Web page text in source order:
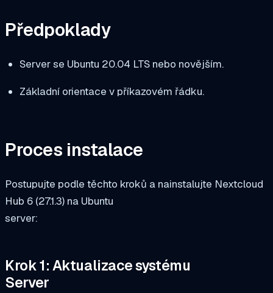
Předpoklady
Server se Ubuntu 20.04 LTS nebo novějším.
Základní orientace v příkazovém řádku.
Proces instalace
Postupujte podle těchto kroků a nainstalujte Nextcloud
Hub 6 (27.1.3) na Ubuntu
server:
Krok 1: Aktualizace systému
Server